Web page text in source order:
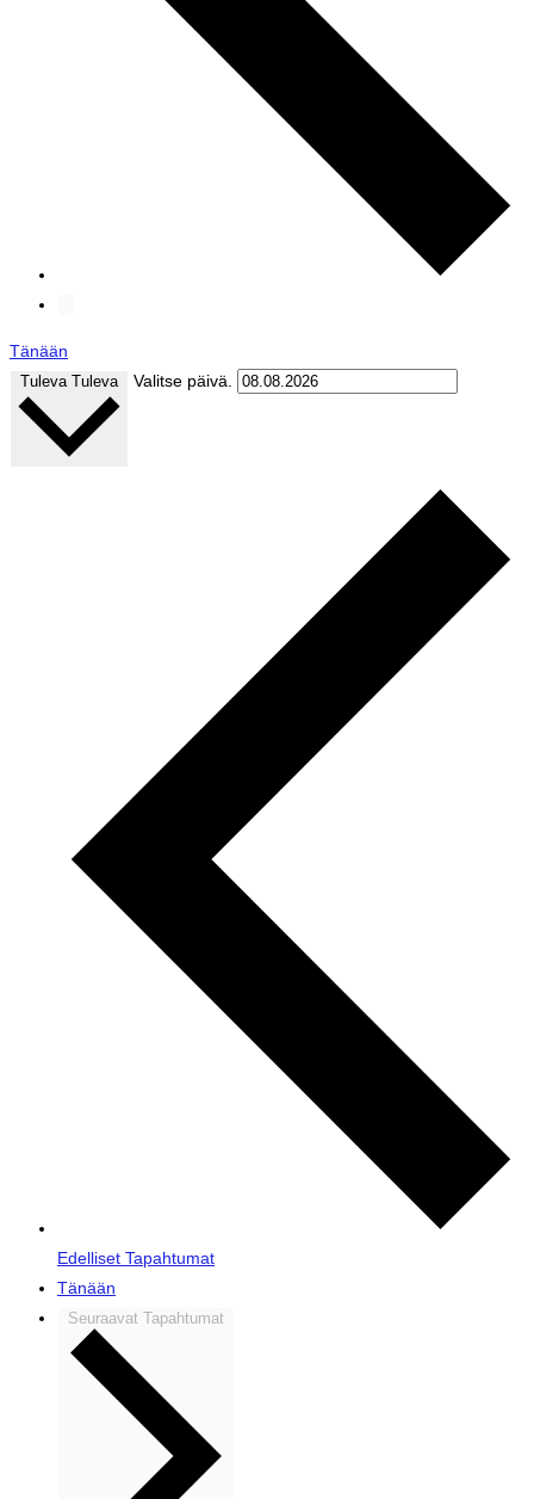
Tänään
Tuleva Tuleva Valitse päivä.
Edelliset Tapahtumat
Tänään
Seuraavat Tapahtumat